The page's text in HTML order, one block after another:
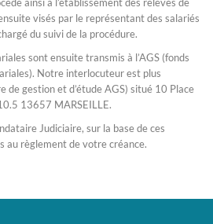
visés par le représentant des salariés
du suivi de la procédure.
sont ensuite transmis à l’AGS (fonds
Notre interlocuteur est plus
de gestion et d’étude AGS) situé 10 Place
13657 MARSEILLE.
Judiciaire, sur la base de ces
au règlement de votre créance.